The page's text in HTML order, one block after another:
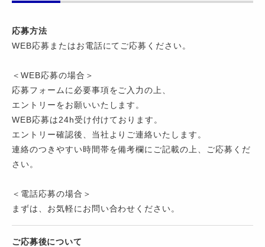
応募方法
WEB応募またはお電話にてご応募ください。
＜WEB応募の場合＞
応募フォームに必要事項をご入力の上、
エントリーをお願いいたします。
WEB応募は24h受け付けております。
エントリー確認後、当社よりご連絡いたします。
連絡のつきやすい時間帯を備考欄にご記載の上、ご応募くだ
さい。
＜電話応募の場合＞
まずは、お気軽にお問い合わせください。
ご応募後について